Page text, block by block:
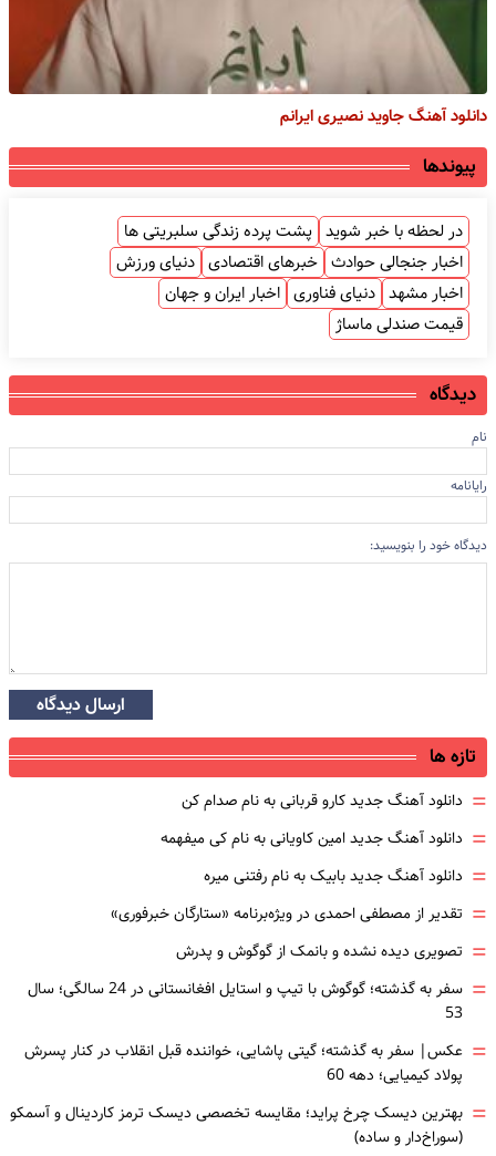
دانلود آهنگ جاوید نصیری ایرانم
پیوندها
در لحظه با خبر شوید پشت پرده زندگی سلبریتی ها
اخبار جنجالی حوادث خبرهای اقتصادی دنیای ورزش
اخبار مشهد دنیای فناوری اخبار ایران و جهان
قیمت صندلی ماساژ
دیدگاه
نام
رایانامه
دیدگاه خود را بنویسید:
ارسال دیدگاه
تازه ها
= دانلود آهنگ جدید کارو قربانی به نام صدام کن
= دانلود آهنگ جدید امین کاویانی به نام کی میفهمه
= دانلود آهنگ جدید بابیک به نام رفتنی میره
= تقدیر از مصطفی احمدی در ویژه‌برنامه «ستارگان خبرفوری»
= تصویری دیده نشده و بانمک از گوگوش و پدرش
=
سفر به گذشته؛ گوگوش با تیپ و استایل افغانستانی در 24 سالگی؛ سال
53
= عکس| سفر به گذشته؛ گیتی پاشایی، خواننده قبل انقلاب در کنار پسرش
پولاد کیمیایی؛ دهه 60
= بهترین دیسک چرخ پراید؛ مقایسه تخصصی دیسک ترمز کاردینال و آسمکو
(سوراخ‌دار و ساده)